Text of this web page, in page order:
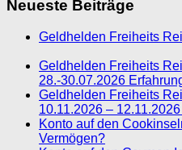
Neueste Beiträge
Geldhelden Freiheits
Geldhelden Freiheits
28.-30.07.2026
Geldhelden Freiheits
10.11.2026 – 12.11.2026
Konto auf den
Vermögen?